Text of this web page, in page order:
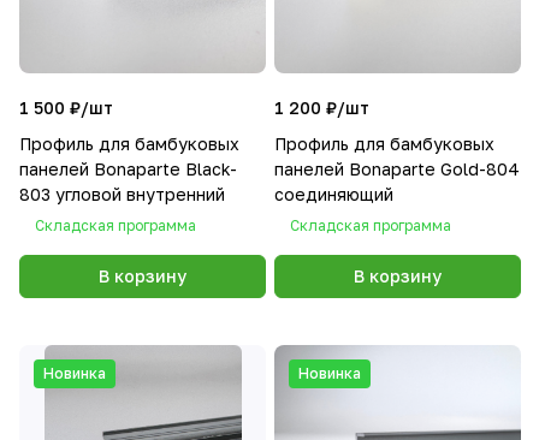
1 500 ₽/шт
Профиль для бамбуковых
панелей Bonaparte Black-
803 угловой внутренний
Складская программа
В корзину
1 200 ₽/шт
Профиль для бамбуковых
панелей Bonaparte Gold-804
соединяющий
Складская программа
В корзину
Новинка Новинка